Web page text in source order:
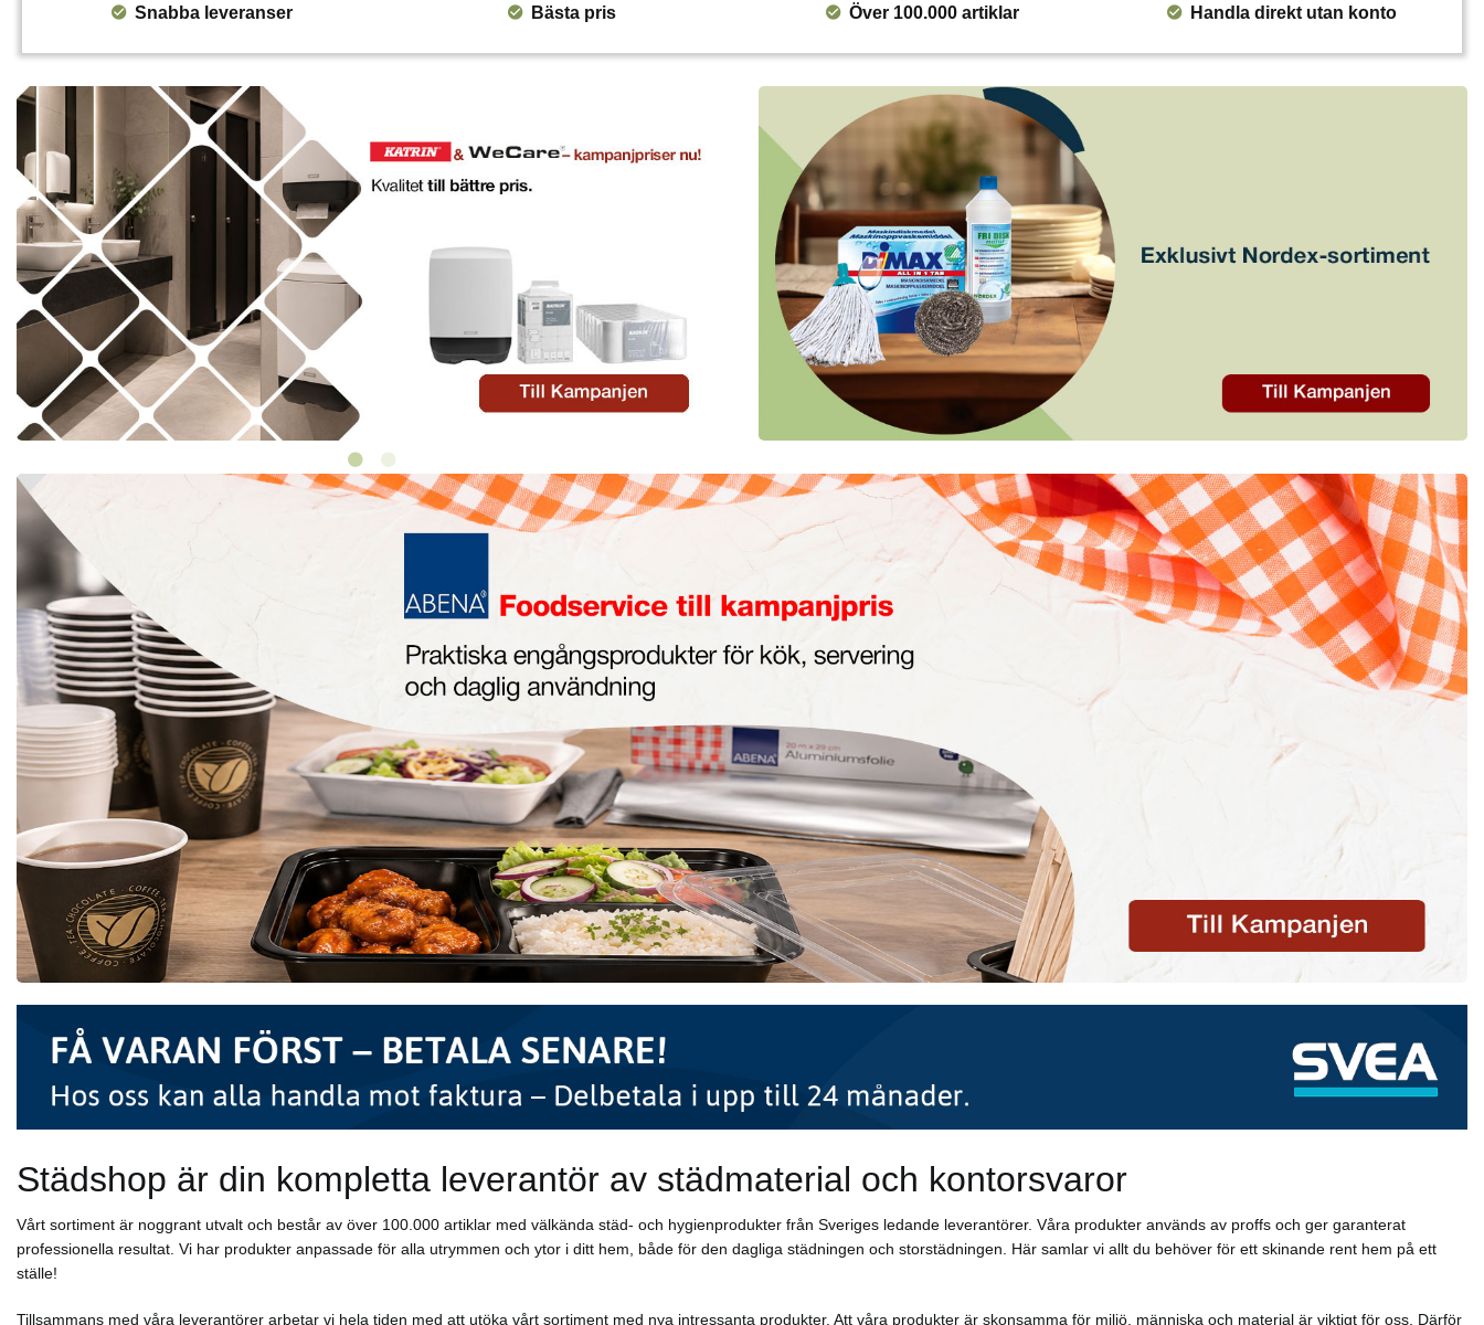
Snabba leveranser Bästa pris Över 100.000 artiklar Handla direkt utan konto
Städshop är din kompletta leverantör av städmaterial och kontorsvaror
Vårt sortiment är noggrant utvalt och består av över 100.000 artiklar med välkända städ- och hygienprodukter från Sveriges ledande leverantörer. Våra produkter används av proffs och ger garanterat
professionella resultat. Vi har produkter anpassade för alla utrymmen och ytor i ditt hem, både för den dagliga städningen och storstädningen. Här samlar vi allt du behöver för ett skinande rent hem på ett
ställe!
Tillsammans med våra leverantörer arbetar vi hela tiden med att utöka vårt sortiment med nya intressanta produkter. Att våra produkter är skonsamma för miljö, människa och material är viktigt för oss. Därför